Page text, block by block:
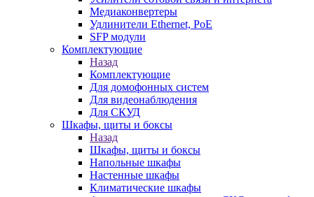
Медиаконвертеры
Удлинители Ethernet, PoE
SFP модули
Комплектующие
Назад
Комплектующие
Для домофонных систем
Для видеонаблюдения
Для СКУД
Шкафы, щиты и боксы
Назад
Шкафы, щиты и боксы
Напольные шкафы
Настенные шкафы
Климатические шкафы